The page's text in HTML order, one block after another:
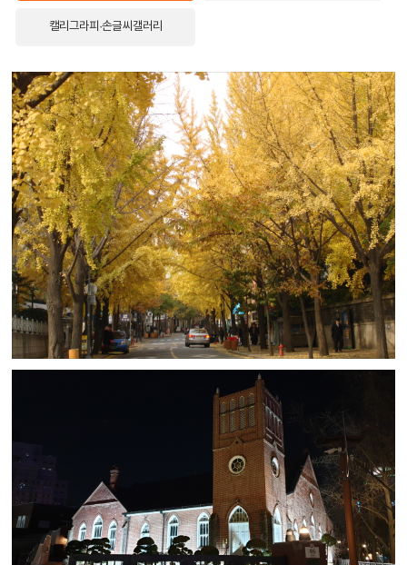
캘리그라피·손글씨갤러리